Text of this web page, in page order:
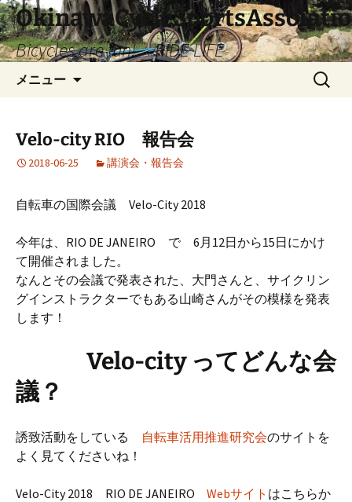
コ
ン
テ
ン
Bicycles are fun! RIDE LIFE
メニュー
検
索:
Velo-city RIO 報告会
2018-06-25 講演会・報告会
自転車の国際会議 Velo-City 2018
今年は、RIO DE JANEIRO で 6月12日から15日にかけ
て開催されました。
なんとその会議で発表された、大門さんと、サイクリン
グインストラクターでもある山崎さんがその模様を発表
します！
Velo-city ってどんな会
議？
誘致活動をしている 自転車活用推進研究会のサイトを
よく見てくださいね！
Velo-City 2018 RIO DE JANEIRO Webサイト はこちらか